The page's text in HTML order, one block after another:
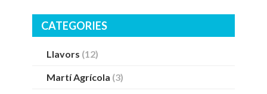
CATEGORIES
Llavors (12)
Martí Agrícola (3)